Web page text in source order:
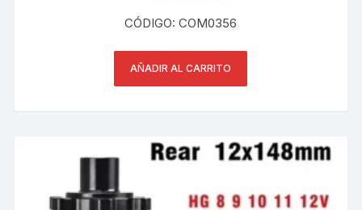
S/ 390.00.
CÓDIGO: COM0356
AÑADIR AL CARRITO